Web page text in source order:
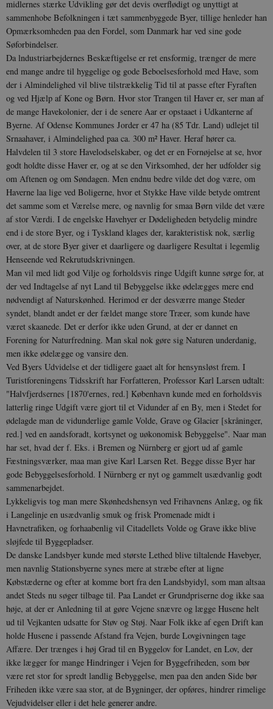
midlernes stærke Udvikling gør det devis overflødigt og unyttigt at
sammenhobe Befolkningen i tæt sam­menbyggede Byer, tillige henleder han
Opmærksom­heden paa den Fordel, som Danmark har ved sine gode
Søforbindelser.
Da lndustriarbejdernes Beskæftigelse er ret ensformig, trænger de mere
end mange andre til hygge­lige og gode Beboelsesforhold med Have, som
der i Almindelighed vil blive tilstrækkelig Tid til at passe efter Fyraften
og ved Hjælp af Kone og Børn. Hvor stor Trangen til Haver er, ser man af
de mange Have­kolonier, der i de senere Aar er opstaaet i Udkanterne af
Byerne. Af Odense Kommunes Jorder er 47 ha (85 Tdr. Land) udlejet til
Srnaahaver, i Almindelighed paa ca. 300 m² Haver. Heraf hører ca.
Halvdelen til 3 store Havelodselskaber, og det er en Fornøjelse at se, hvor
godt holdte disse Haver er, og at se den Virksomhed, der her udfolder sig
om Aftenen og om Søndagen. Men endnu bedre vilde det dog være, om
Haverne laa lige ved Boligerne, hvor et Stykke Have vilde be­tyde omtrent
det samme som et Værelse mere, og navnlig for smaa Børn vilde det være
af stor Værdi. I de engelske Havehyer er Dødeligheden betydelig mindre
end i de store Byer, og i Tyskland klages der, karakteristisk nok, særlig
over, at de store Byer giver et daarligere og daarligere Resultat i legemlig
Henseende ved Rekrutudskrivningen.
Man vil med lidt god Vilje og forholdsvis ringe Udgift kunne sørge for, at
der ved Indtagelse af nyt Land til Bebyggelse ikke ødelægges mere end
nødven­digt af Naturskønhed. Herimod er der desværre mange Steder
syndet, blandt andet er der fældet mange store Træer, som kunde have
været skaanede. Det er der­for ikke uden Grund, at der er dannet en
Forening for Naturfredning. Man skal nok gøre sig Naturen underdanig,
men ikke ødelægge og vansire den.
Ved Byers Udvidelse et der tidligere gaaet alt for hensynsløst frem. I
Turistforeningens Tidsskrift har Forfatteren, Professor Karl Larsen udtalt:
"Halvfjerdsernes [1870'ernes, red.] København kunde med en forholdsvis
latterlig ringe Udgift være gjort til et Vidunder af en By, men i Stedet for
ødelagde man de vidunderlige gamle Volde, Grave og Glacier [skråninger,
red.] ved en aandsforadt, kortsynet og uøkonomisk Bebyggelse". Naar man
har set, hvad der f. Eks. i Bremen og Nürnberg er gjort ud af gamle
Fæstningsværker, maa man give Karl Larsen Ret. Begge disse Byer har
gode Bebyggelsesforhold. I Nürn­berg er nyt og gammelt usædvanlig godt
sammen­arbejdet.
Lykkeligvis tog man mere Skønhedshensyn ved Frihavnens Anlæg, og fik
i Langelinje en usædvanlig smuk og frisk Promenade midt i
Havnetrafiken, og forhaabenlig vil Citadellets Volde og Grave ikke blive
sløjfede til Byggepladser.
De danske Landsbyer kunde med største Lethed blive tiltalende Havebyer,
men navnlig Stationsbyerne synes mere at stræbe efter at ligne
Købstæderne og efter at komme bort fra den Landsbyidyl, som man altsaa
andet Steds nu søger tilbage til. Paa Landet er Grundpriserne dog ikke saa
høje, at der er Anledning til at gøre Vejene snævre og lægge Husene helt
ud til Vejkanten udsatte for Støv og Støj. Naar Folk ikke af egen Drift kan
holde Husene i passende Afstand fra Vejen, burde Lovgivningen tage
Affære. Der træn­ges i høj Grad til en Byggelov for Landet, en Lov, der
ikke lægger for mange Hindringer i Vejen for Byggefriheden, som bør
være ret stor for spredt land­lig Bebyggelse, men paa den anden Side bør
Friheden ikke være saa stor, at de Bygninger, der opføres, hin­drer rimelige
Vejudvidelser eller i det hele generer andre.
XSRF-TOKEN danmarkshistoriendk.h5p.com 1 dag
Cloudflare Inc.
.vimeo.com
Navn Udbyder / Domæne Udløb
nmstat
Siteimprove A/S
.danmarkshistorien.dk
1 år 1
måned
CloudFront-
Key-Pair-Id
.h5p.com Session
_gid
Google LLC
.danmarkshistorien.dk
1 dag
h5pcomsession
danmarkshistoriendk.h5p.com 1 dag
CloudFront-
Signature
vuid
Vimeo.com Inc.
.vimeo.com
måned
CloudFront-
Region
.h5p.com Session
CloudFront-
Policy
.h5p.com Session
_ga_7J1SYH77RJ .danmarkshistorien.dk
1 år 1
måned
Google LLC
.danmarkshistorien.dk
1 år 1
måned
Navn
Domæne
Udløb Beskrivelse
VISITOR_INFO1_LIVE
Google LLC
.youtube.com
6
måneder
indstilles af
for at holde
for Youtube-
videoer, der
indlejret i
også afgøre,
bruger den
Youtube-
NID
Google LLC
.google.com
6
måneder
3 dage
Denne cookie
indstilles af
DoubleClick
ejes af
at hjælpe
oprette en
dine
vise dig
websteder.
YSC
Google LLC
.youtube.com
Session
indstilles af
YouTube til
indlejrede
Navn
Udbyder /
Domæne
cf_clearance
Cloudflare,
.podbean.com
1 år Podbean
Navn
Domæne
Udløb
_cfuvid .vimeo.com
VISITOR_PRIVACY_METADATA
YouTube
.youtube.com
6